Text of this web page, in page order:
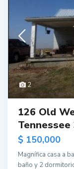
2
126 Old
Tennessee
$ 150,000
Magnífica casa a
baño y 2